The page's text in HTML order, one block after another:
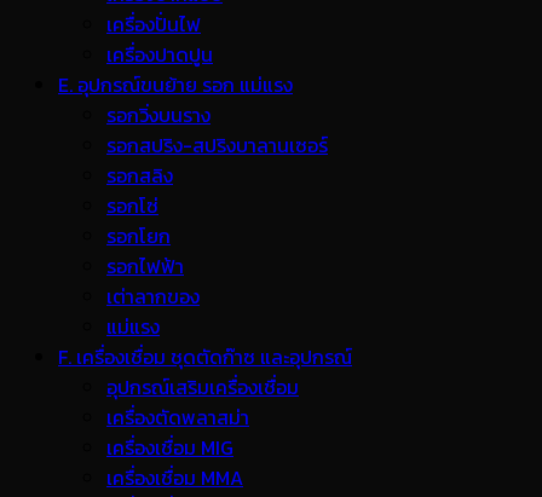
เครื่องปั่นไฟ
เครื่องปาดปูน
E. อุปกรณ์ขนย้าย รอก แม่แรง
รอกวิ่งบนราง
รอกสปริง-สปริงบาลานเซอร์
รอกสลิง
รอกโซ่
รอกโยก
รอกไฟฟ้า
เต่าลากของ
แม่แรง
F. เครื่องเชื่อม ชุดตัดก๊าซ และอุปกรณ์
อุปกรณ์เสริมเครื่องเชื่อม
เครื่องตัดพลาสม่า
เครื่องเชื่อม MIG
เครื่องเชื่อม MMA